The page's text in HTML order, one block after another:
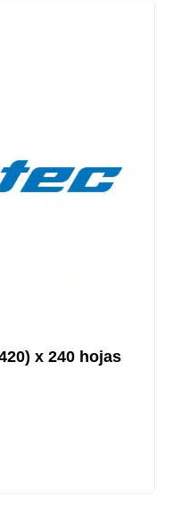
x 240 hojas